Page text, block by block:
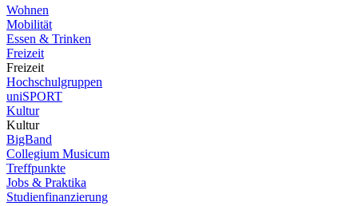
Wohnen
Mobilität
Essen & Trinken
Freizeit
Freizeit
Hochschulgruppen
uniSPORT
Kultur
Kultur
BigBand
Collegium Musicum
Treffpunkte
Jobs & Praktika
Studienfinanzierung